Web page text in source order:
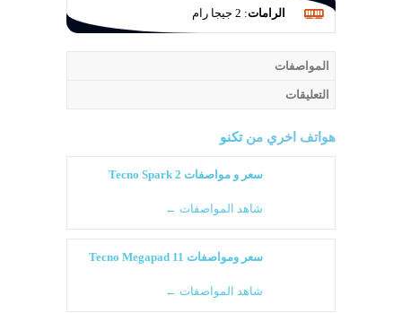
الرامات: 2 جيجا رام
المواصفات
التعليقات
هواتف اخري منتكنو
سعر و مواصفات Tecno Spark 2
شاهد المواصفات ←
سعر ومواصفات Tecno Megapad 11
شاهد المواصفات ←